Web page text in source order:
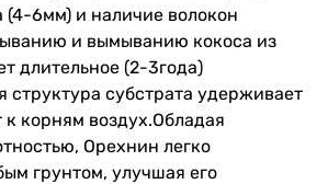
(4-6мм) и наличие волокон
и вымыванию кокоса из
длительное (2-3года)
структура субстрата удерживает
к корням воздух.Обладая
Орехнин легко
грунтом, улучшая его